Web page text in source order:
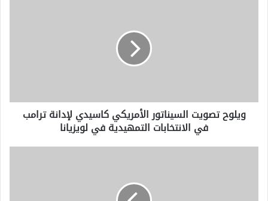
الانتخابات
التمهيدية
ويلوح تصويت السيناتور الأمريكي كاسيدي لإدانة ترامب
في الانتخابات التمهيدية في لويزيانا